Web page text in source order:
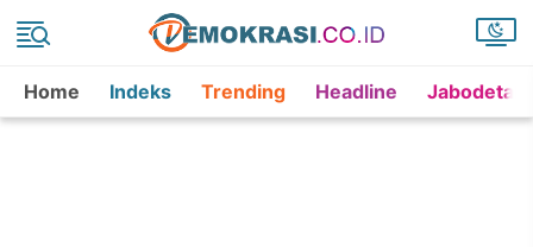
Home Indeks Trending Headline